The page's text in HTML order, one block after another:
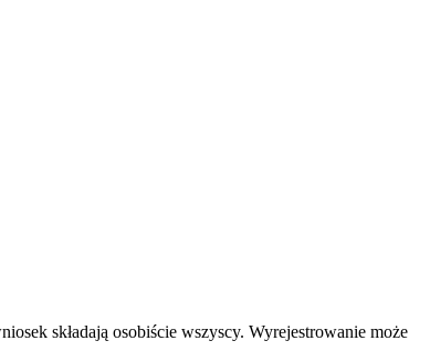
składają osobiście wszyscy. Wyrejestrowanie może